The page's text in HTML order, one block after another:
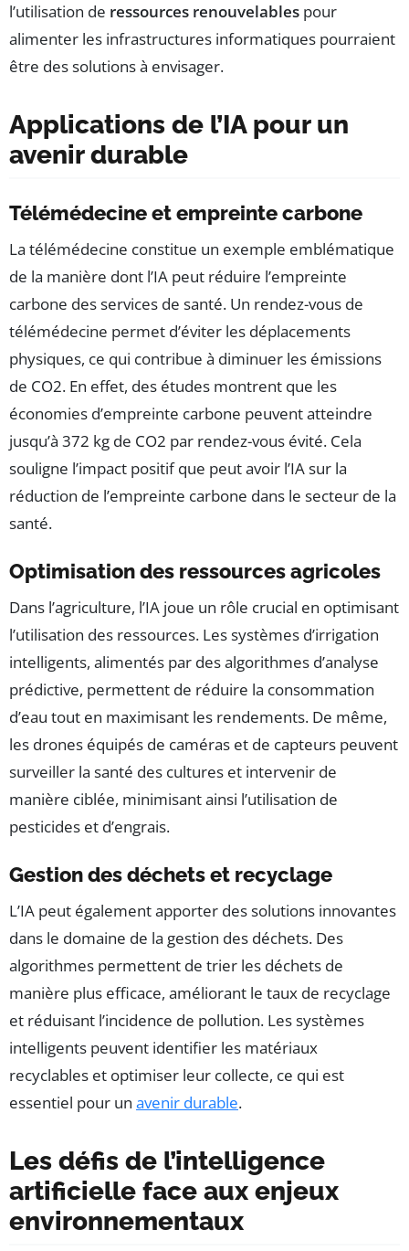
l’utilisation de ressources renouvelables pour
alimenter les infrastructures informatiques pourraient
être des solutions à envisager.
Applications de l’IA pour un
avenir durable
Télémédecine et empreinte carbone
La télémédecine constitue un exemple emblématique
de la manière dont l’IA peut réduire l’empreinte
carbone des services de santé. Un rendez-vous de
télémédecine permet d’éviter les déplacements
physiques, ce qui contribue à diminuer les émissions
de CO2. En effet, des études montrent que les
économies d’empreinte carbone peuvent atteindre
jusqu’à 372 kg de CO2 par rendez-vous évité. Cela
souligne l’impact positif que peut avoir l’IA sur la
réduction de l’empreinte carbone dans le secteur de la
santé.
Optimisation des ressources agricoles
Dans l’agriculture, l’IA joue un rôle crucial en optimisant
l’utilisation des ressources. Les systèmes d’irrigation
intelligents, alimentés par des algorithmes d’analyse
prédictive, permettent de réduire la consommation
d’eau tout en maximisant les rendements. De même,
les drones équipés de caméras et de capteurs peuvent
surveiller la santé des cultures et intervenir de
manière ciblée, minimisant ainsi l’utilisation de
pesticides et d’engrais.
Gestion des déchets et recyclage
L’IA peut également apporter des solutions innovantes
dans le domaine de la gestion des déchets. Des
algorithmes permettent de trier les déchets de
manière plus efficace, améliorant le taux de recyclage
et réduisant l’incidence de pollution. Les systèmes
intelligents peuvent identifier les matériaux
recyclables et optimiser leur collecte, ce qui est
essentiel pour un avenir durable.
Les défis de l’intelligence
artificielle face aux enjeux
environnementaux